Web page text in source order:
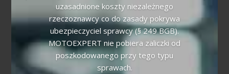
uzasadnione koszty niezależnego
rzeczoznawcy co do zasady pokrywa
ubezpieczyciel sprawcy (§ 249 BGB).
MOTOEXPERT nie pobiera zaliczki od
poszkodowanego przy tego typu
sprawach.